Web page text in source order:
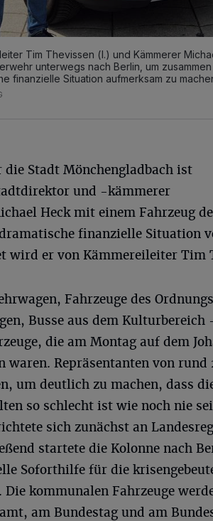
Tim Thevissen (l.) und Kämmerer
unterwegs nach Berlin, um
finanzielle Situation aufmerksam zu
die Stadt Mönchengladbach ist
und -kämmerer
Heck mit einem Fahrzeug
finanzielle Situation
wird er von Kämmereileiter Tim
Fahrzeuge des
Busse aus dem
die am Montag auf dem
waren. Repräsentanten von
um deutlich zu machen, dass
so schlecht ist wie noch nie
sich zunächst an
startete die Kolonne nach
Soforthilfe für die
Die kommunalen Fahrzeuge
am Bundestag und am